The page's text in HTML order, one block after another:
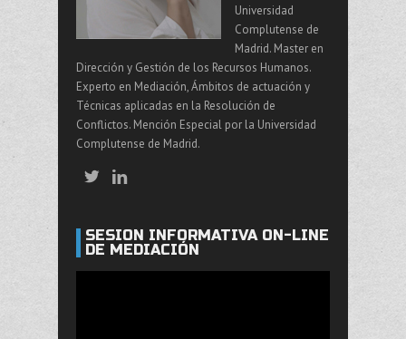
Universidad
Complutense de
Madrid. Master en
Dirección y Gestión de los Recursos Humanos.
Experto en Mediación, Ámbitos de actuación y
Técnicas aplicadas en la Resolución de
Conflictos. Mención Especial por la Universidad
Complutense de Madrid.
SESIÓN INFORMATIVA ON-LINE
DE MEDIACIÓN